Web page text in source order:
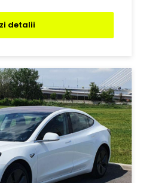
detalii